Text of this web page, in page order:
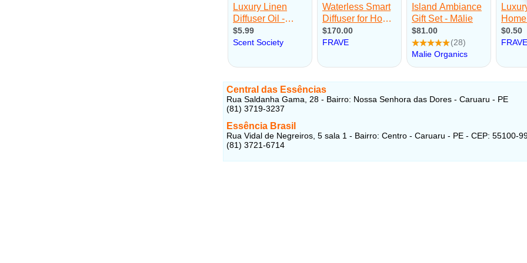
Central das Essências
Rua Saldanha Gama, 28 - Bairro: Nossa Senhora das Dores - Caruaru - PE
(81) 3719-3237
Essência Brasil
Rua Vidal de Negreiros, 5 sala 1 - Bairro: Centro - Caruaru - PE - CEP: 55100-
(81) 3721-6714